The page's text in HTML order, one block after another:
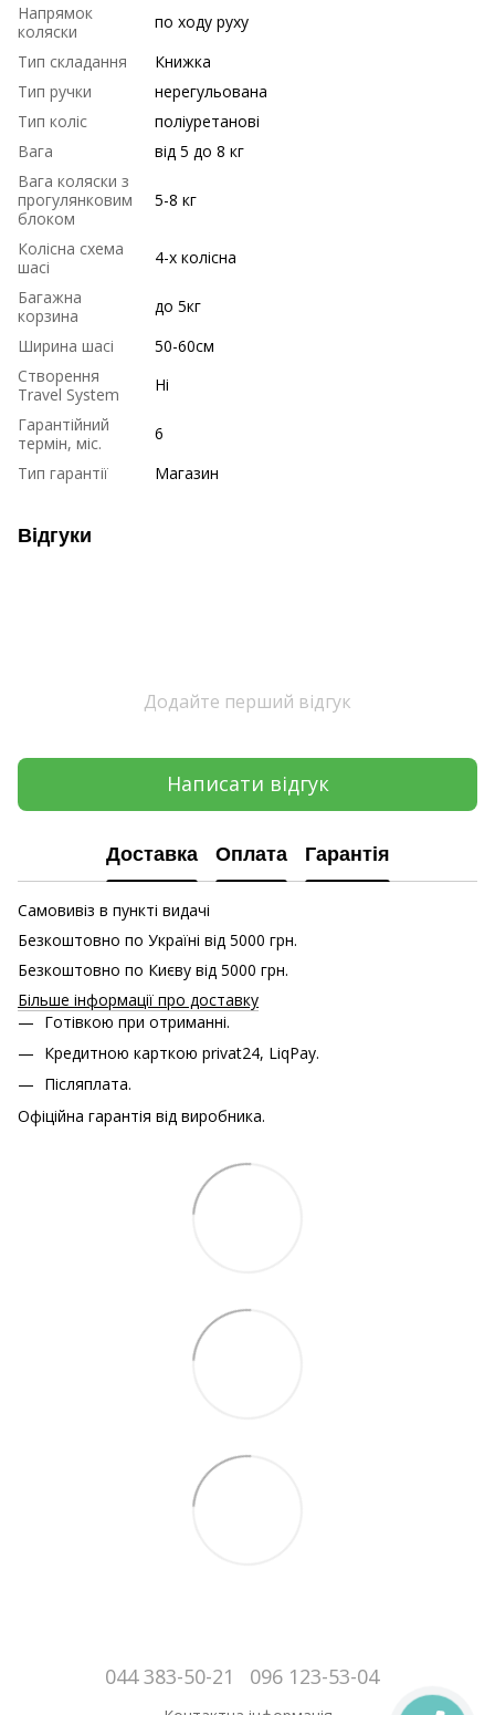
Напрямок
коляски
по ходу руху
Тип складання
Книжка
Тип ручки
нерегульована
Тип коліс
поліуретанові
Вага
від 5 до 8 кг
Вага коляски з
прогулянковим
блоком
5-8 кг
Колісна схема
шасі
4-х колісна
Багажна
корзина
до 5кг
Ширина шасі
50-60см
Створення
Travel System
Ні
Гарантійний
термін, міс.
6
Тип гарантії
Магазин
Відгуки
Додайте перший відгук
Написати відгук
Доставка Оплата Гарантія
Самовивіз в пункті видачі
Безкоштовно по Україні від 5000 грн.
Безкоштовно по Києву від 5000 грн.
Більше інформації про доставку
Готівкою при отриманні.
Кредитною карткою privat24, LiqPay.
Післяплата.
Офіційна гарантія від виробника.
044 383-50-21 096 123-53-04